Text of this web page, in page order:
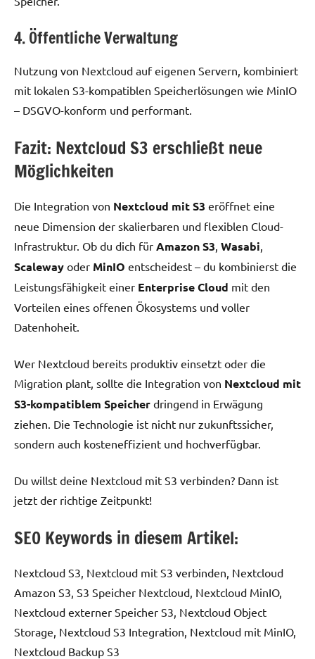
4. Öffentliche Verwaltung
Nutzung von Nextcloud auf eigenen Servern, kombiniert
mit lokalen S3-kompatiblen Speicherlösungen wie MinIO
– DSGVO-konform und performant.
Fazit: Nextcloud S3 erschließt neue
Möglichkeiten
Die Integration von Nextcloud mit S3 eröffnet eine
neue Dimension der skalierbaren und flexiblen Cloud-
Infrastruktur. Ob du dich für Amazon S3 Wasabi
Scaleway oder MinIO entscheidest – du kombinierst die
Leistungsfähigkeit einer Enterprise Cloud mit den
Vorteilen eines offenen Ökosystems und voller
Datenhoheit.
Wer Nextcloud bereits produktiv einsetzt oder die
Migration plant, sollte die Integration von Nextcloud mit
S3-kompatiblem Speicher dringend in Erwägung
ziehen. Die Technologie ist nicht nur zukunftssicher,
sondern auch kosteneffizient und hochverfügbar.
Du willst deine Nextcloud mit S3 verbinden? Dann ist
jetzt der richtige Zeitpunkt!
SEO Keywords in diesem Artikel:
Nextcloud S3, Nextcloud mit S3 verbinden, Nextcloud
Amazon S3, S3 Speicher Nextcloud, Nextcloud MinIO,
Nextcloud externer Speicher S3, Nextcloud Object
Storage, Nextcloud S3 Integration, Nextcloud mit MinIO,
Nextcloud Backup S3